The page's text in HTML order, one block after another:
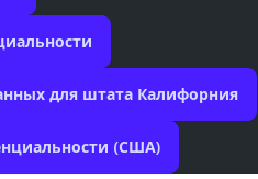
для штата Калифорния
(США)